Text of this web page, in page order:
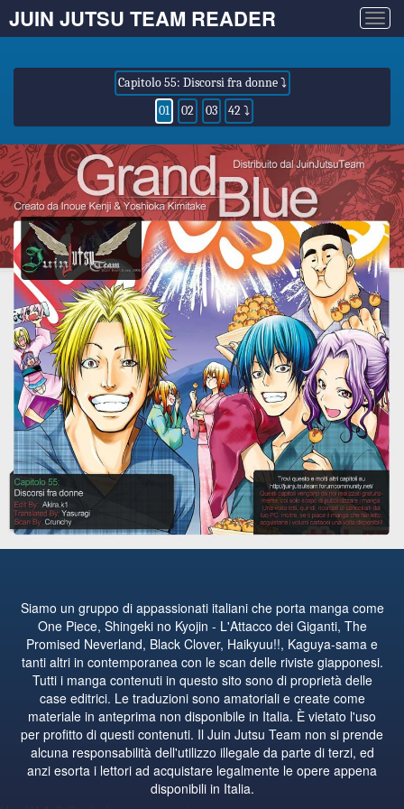
JUIN JUTSU TEAM READER
Capitolo 55: Discorsi fra donne ⤵
01
02 03 42 ⤵
Siamo un gruppo di appassionati italiani che porta manga come
One Piece, Shingeki no Kyojin - L'Attacco dei Giganti, The
Promised Neverland, Black Clover, Haikyuu!!, Kaguya-sama e
tanti altri in contemporanea con le scan delle riviste giapponesi.
Tutti i manga contenuti in questo sito sono di proprietà delle
case editrici. Le traduzioni sono amatoriali e create come
materiale in anteprima non disponibile in Italia. È vietato l'uso
per profitto di questi contenuti. Il Juin Jutsu Team non si prende
alcuna responsabilità dell'utilizzo illegale da parte di terzi, ed
anzi esorta i lettori ad acquistare legalmente le opere appena
disponibili in Italia.